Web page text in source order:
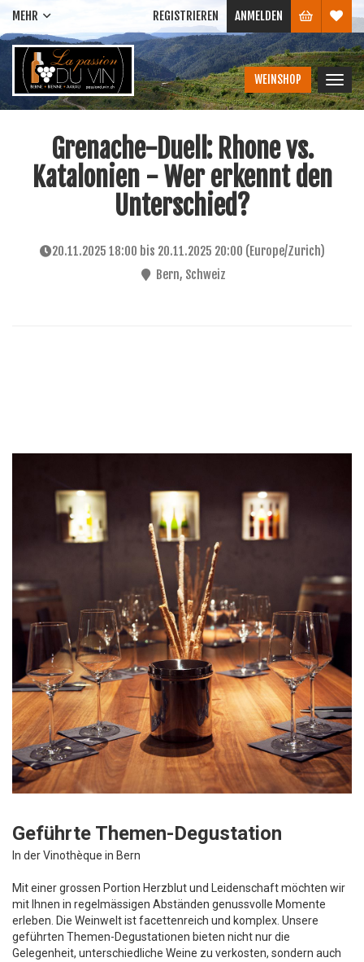
MEHR REGISTRIEREN ANMELDEN
WEINSHOP
ein-/
Grenache-Duell: Rhone vs.
Katalonien - Wer erkennt den
Unterschied?
20.11.2025 18:00 bis 20.11.2025 20:00 (Europe/Zurich)
Bern, Schweiz
Geführte Themen-Degustation
In der Vinothèque in Bern
Mit einer grossen Portion Herzblut und Leidenschaft möchten wir
mit Ihnen in regelmässigen Abständen genussvolle Momente
erleben. Die Weinwelt ist facettenreich und komplex. Unsere
geführten Themen-Degustationen bieten nicht nur die
Gelegenheit, unterschiedliche Weine zu verkosten, sondern auch